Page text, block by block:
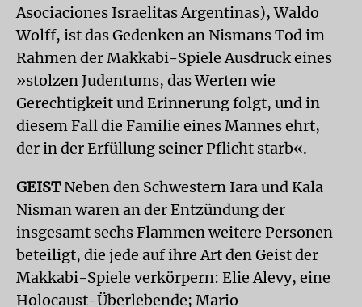
Asociaciones Israelitas Argentinas), Waldo
Wolff, ist das Gedenken an Nismans Tod im
Rahmen der Makkabi-Spiele Ausdruck eines
»stolzen Judentums, das Werten wie
Gerechtigkeit und Erinnerung folgt, und in
diesem Fall die Familie eines Mannes ehrt,
der in der Erfüllung seiner Pflicht starb«.
GEISTNeben den Schwestern Iara und Kala
Nisman waren an der Entzündung der
insgesamt sechs Flammen weitere Personen
beteiligt, die jede auf ihre Art den Geist der
Makkabi-Spiele verkörpern: Elie Alevy, eine
Holocaust-Überlebende; Mario